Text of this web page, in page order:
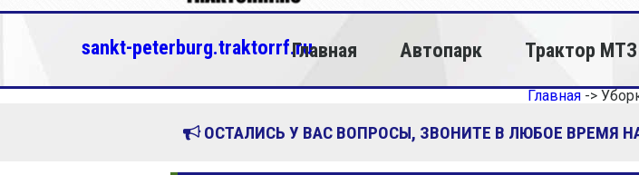
sankt-peterburg.traktorrf.ruГлавная Автопарк Трактор МТЗ
Главная ->
ОСТАЛИСЬ У ВАС ВОПРОСЫ, ЗВОНИТЕ В ЛЮБОЕ ВРЕМЯ